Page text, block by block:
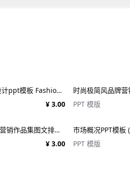
时尚品牌营销策划演示文稿设计ppt模板 Fashion Presentation PowerPoint Template
¥ 3.00
PPT 模版
30+页时尚街头服饰品牌介绍营销作品集图文排版演示文稿设计PPT/Keynote模板
¥ 3.00
市场概况PPT模板
PPT 模版